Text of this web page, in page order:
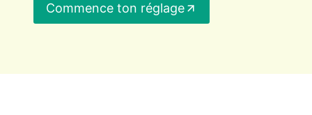
Commence ton réglage